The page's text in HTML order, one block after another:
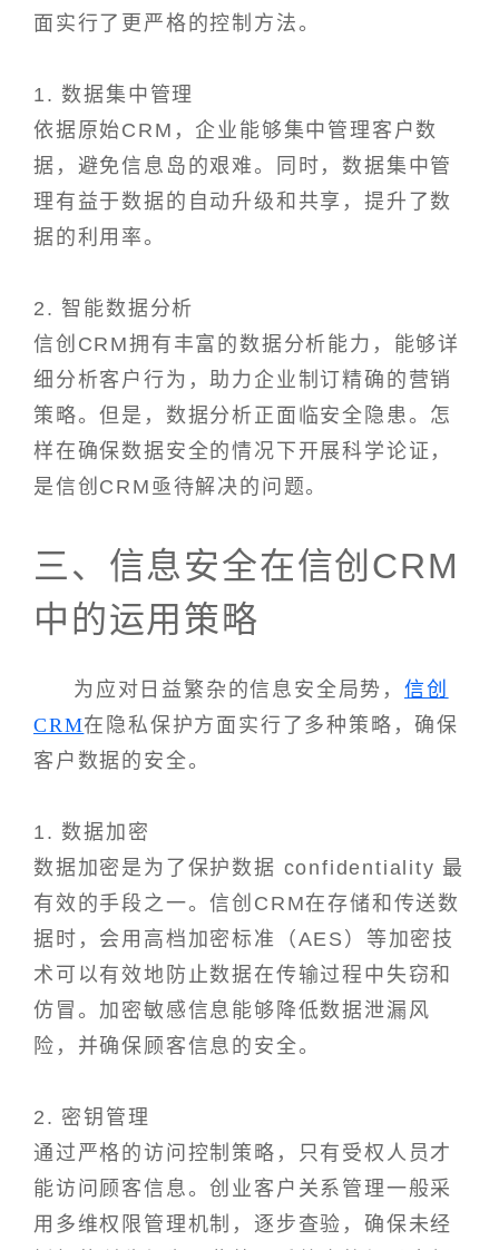
面实行了更严格的控制方法。
1. 数据集中管理
依据原始CRM，企业能够集中管理客户数
据，避免信息岛的艰难。同时，数据集中管
理有益于数据的自动升级和共享，提升了数
据的利用率。
2. 智能数据分析
信创CRM拥有丰富的数据分析能力，能够详
细分析客户行为，助力企业制订精确的营销
策略。但是，数据分析正面临安全隐患。怎
样在确保数据安全的情况下开展科学论证，
是信创CRM亟待解决的问题。
三、信息安全在信创CRM
中的运用策略
为应对日益繁杂的信息安全局势， 信创
CRM在隐私保护方面实行了多种策略，确保
客户数据的安全。
1. 数据加密
数据加密是为了保护数据 confidentiality 最
有效的手段之一。信创CRM在存储和传送数
据时，会用高档加密标准（AES）等加密技
术可以有效地防止数据在传输过程中失窃和
仿冒。加密敏感信息能够降低数据泄漏风
险，并确保顾客信息的安全。
2. 密钥管理
通过严格的访问控制策略，只有受权人员才
能访问顾客信息。创业客户关系管理一般采
用多维权限管理机制，逐步查验，确保未经